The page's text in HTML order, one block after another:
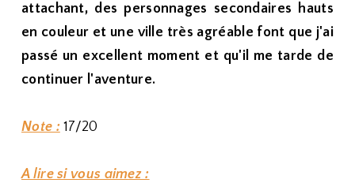
attachant, des personnages secondaires hauts
en couleur et une ville très agréable font que j'ai
passé un excellent moment et qu'il me tarde de
continuer l'aventure.
Note :17/20
A lire si vous aimez :